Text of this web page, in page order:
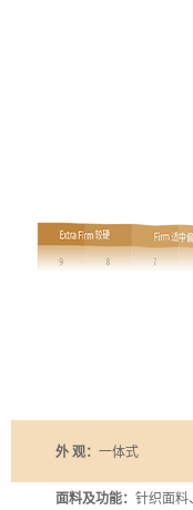
外 观： 一体式
面料及功能： 针织面料